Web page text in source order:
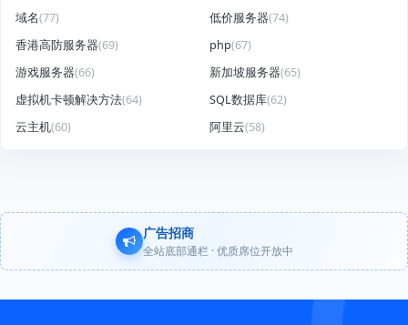
域名(77) 低价服务器(74)
香港高防服务器(69) php(67)
游戏服务器(66) 新加坡服务器(65)
虚拟机卡顿解决方法(64) SQL数据库(62)
云主机(60) 阿里云(58)
广告招商
全站底部通栏 · 优质席位开放中